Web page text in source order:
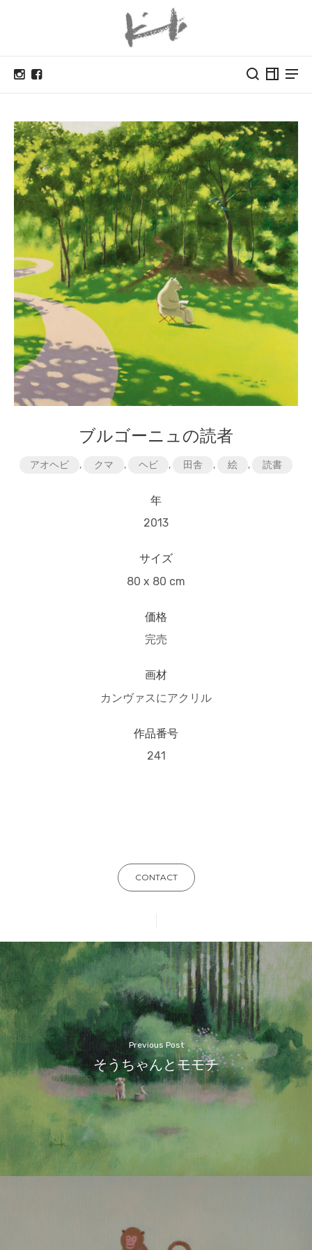
ブルゴーニュの読者
アオヘビ , クマ , ヘビ , 田舎 , 絵 , 読書
年
2013
サイズ
80 x 80 cm
価格
完売
画材
カンヴァスにアクリル
作品番号
241
CONTACT
Previous Post
そうちゃんとモモチ